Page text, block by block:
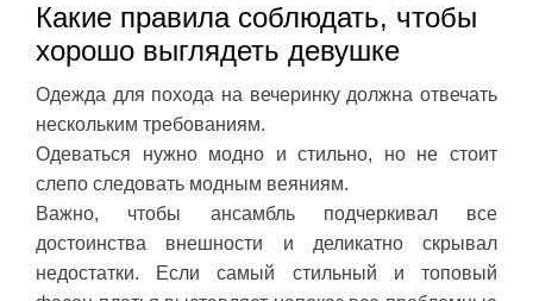
Какие правила соблюдать, чтобы
хорошо выглядеть девушке
Одежда для похода на вечеринку должна отвечать
нескольким требованиям.
Одеваться нужно модно и стильно, но не стоит
слепо следовать модным веяниям.
Важно, чтобы ансамбль подчеркивал все
достоинства внешности и деликатно скрывал
недостатки. Если самый стильный и топовый